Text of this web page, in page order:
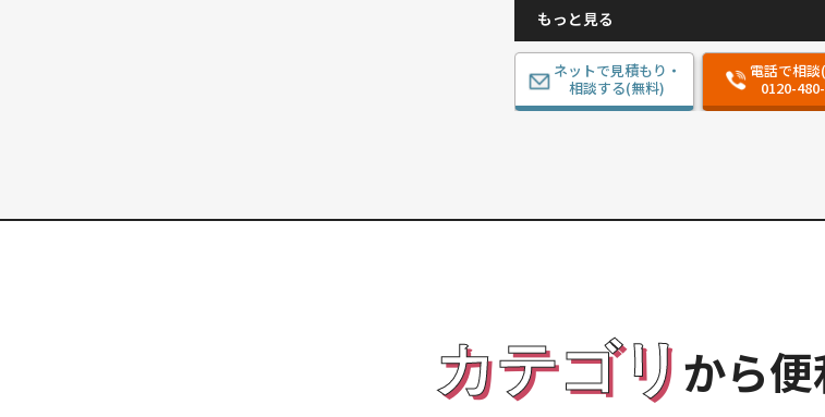
もっと見る
ネットで見積もり・
相談する(無料)
電話で相談
0120-
カテゴリから